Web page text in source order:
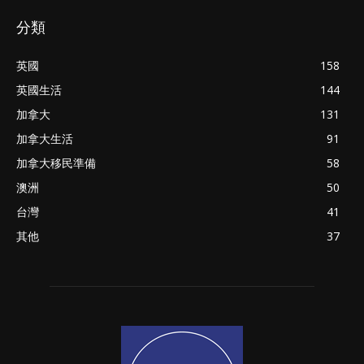
分類
英國
158
英國生活
144
加拿大
131
加拿大生活
91
加拿大移民準備
58
澳洲
50
台灣
41
其他
37